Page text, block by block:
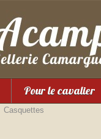
Pour le cavalier
Casquettes